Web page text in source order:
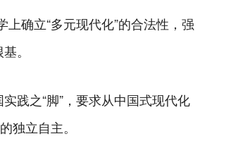
确立“多元现代化”的合法性，强
。
践之“脚”，要求从中国式现代化
独立自主。